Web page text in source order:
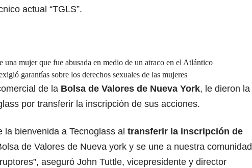
actual “TGLS”.
una mujer que fue abusada en medio de un atraco en el Atlántico
garantías sobre los derechos sexuales de las mujeres
de la Bolsa de Valores de Nueva York, le dieron la
por transferir la inscripción de sus acciones.
la bienvenida a Tecnoglass al transferir la inscripción de
de Valores de Nueva york y se une a nuestra comunidad
aseguró John Tuttle, vicepresidente y director